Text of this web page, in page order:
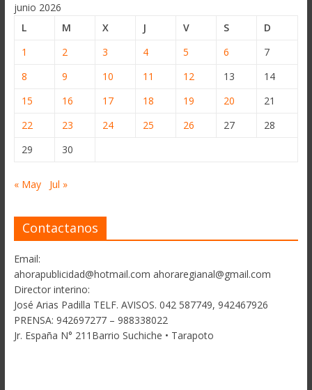
junio 2026
L
M X J V S
D
1
2 3 4 5 6
7
8
9 10 11 12 13
14
15
16 17 18 19 20
21
22
23 24 25 26 27
28
29
30
« May Jul »
Contactanos
Email:
ahorapublicidad@hotmail.com ahoraregianal@gmail.com
Director interino:
José Arias Padilla TELF. AVISOS. 042 587749, 942467926
PRENSA: 942697277 – 988338022
Jr. España N° 211Barrio Suchiche • Tarapoto